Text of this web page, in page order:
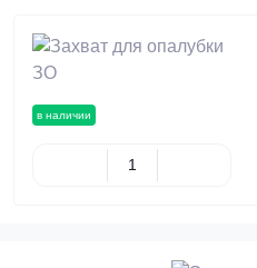
в наличии